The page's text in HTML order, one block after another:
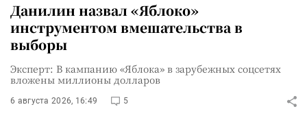
Данилин назвал «Яблоко»
инструментом вмешательства в
выборы
Эксперт: В кампанию «Яблока» в зарубежных соцсетях
вложены миллионы долларов
6 августа 2026, 16:49 5